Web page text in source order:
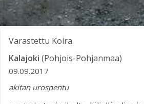
Varastettu Koira
Kalajoki (Pohjois-Pohjanmaa)
09.09.2017
akitan urospentu